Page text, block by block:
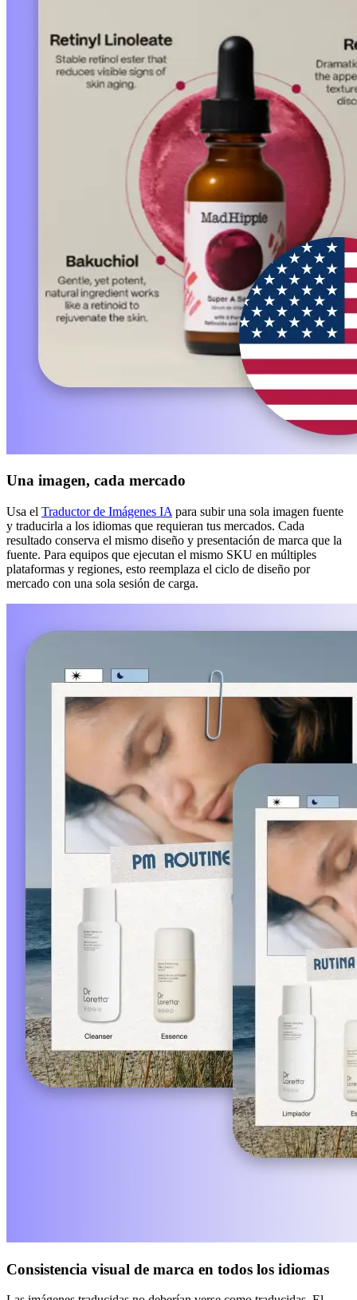
Una imagen, cada mercado
Usa el Traductor de Imágenes IA para subir una sola imagen fuente
y traducirla a los idiomas que requieran tus mercados. Cada
resultado conserva el mismo diseño y presentación de marca que la
fuente. Para equipos que ejecutan el mismo SKU en múltiples
plataformas y regiones, esto reemplaza el ciclo de diseño por
mercado con una sola sesión de carga.
Consistencia visual de marca en todos los idiomas